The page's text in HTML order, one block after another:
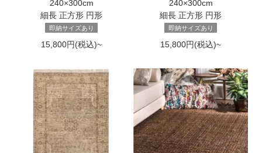
240×300cm
細長 正方形 円形
即納サイズあり
15,800円(税込)~
240×300cm
細長 正方形 円形
即納サイズあり
15,800円(税込)~